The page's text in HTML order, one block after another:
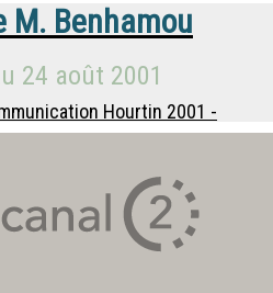
M. Benhamou
24 août 2001
Hourtin 2001 -